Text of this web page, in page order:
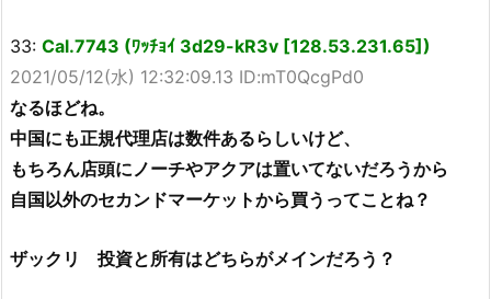
33: Cal.7743 (ﾜｯﾁｮｲ 3d29-kR3v [128.53.231.65])
2021/05/12(水) 12:32:09.13 ID:mT0QcgPd0
なるほどね。
中国にも正規代理店は数件あるらしいけど、
もちろん店頭にノーチやアクアは置いてないだろうから
自国以外のセカンドマーケットから買うってことね？
ザックリ 投資と所有はどちらがメインだろう？